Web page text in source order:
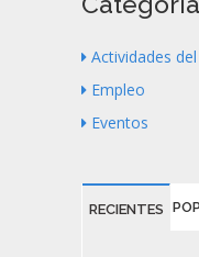
Actividades
Empleo
Eventos
RECIENTES